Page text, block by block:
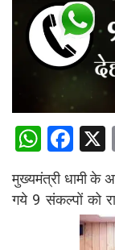
W
h
at
F
a
ce
b
o
मुख्यमंत्री धामी के
गये 9 संकल्पों को